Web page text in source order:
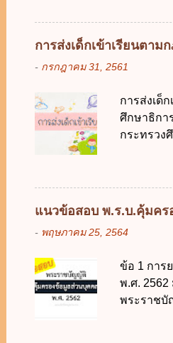
ระบบดิจิทั
อย่างคุ้มค่
การใช้จ่า
เป็นศูนย์แ
บริหารจัด
ภาครัฐแล
การส่งเด็กเข้าเรียนตาม
- กรกฎาคม 31, 2561
การส่งเด็
ศึกษาธิกา
กระทรวง
ดังนี้ 1. คำ
แต่เด็กที่
มารดา
ประมวลก
ของการเ
ภายใน 7
แนวข้อสอบ พ.ร.บ.คุ้มคร
- พฤษภาคม 25, 2564
ข้อ 1 กา
พ.ศ.
พระราชบั